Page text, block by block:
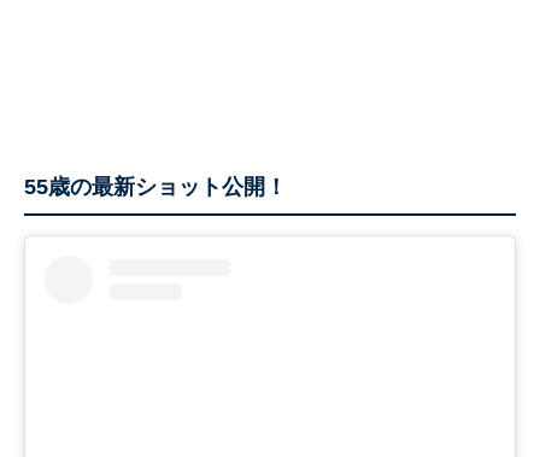
55歳の最新ショット公開！